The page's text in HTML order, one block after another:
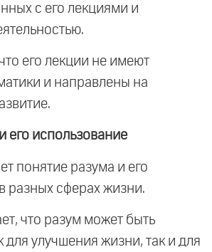
с его лекциями и
его лекции не имеют
и направлены на
его использование
понятие разума и его
разных сферах жизни.
что разум может быть
для улучшения жизни, так и для